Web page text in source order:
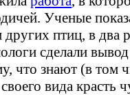
Ученые
птиц, в два
сделали
что знают (в том
вида красть